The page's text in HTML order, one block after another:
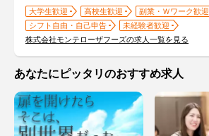
大学生歓迎 高校生歓迎
副業・Ｗワーク歓迎
シフト自由・自己申告
未経験者歓迎
株式会社モンテローザフーズの求人一覧を見る
あなたにピッタリのおすすめ求人